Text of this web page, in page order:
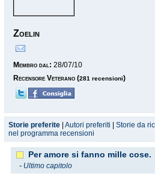
Zoelin
Membro dal: 28/07/10
Recensore Veterano (281 recensioni)
Storie preferite Autori preferiti Storie da
nel programma recensioni
Per amore si fanno mille cose.
- Ultimo capitolo